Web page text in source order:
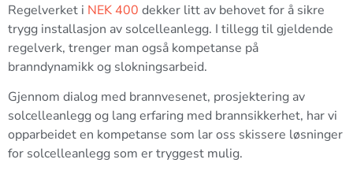
Regelverket i NEK 400 dekker litt av behovet for å sikre
trygg installasjon av solcelleanlegg. I tillegg til gjeldende
regelverk, trenger man også kompetanse på
branndynamikk og slokningsarbeid.
Gjennom dialog med brannvesenet, prosjektering av
solcelleanlegg og lang erfaring med brannsikkerhet, har vi
opparbeidet en kompetanse som lar oss skissere løsninger
for solcelleanlegg som er tryggest mulig.